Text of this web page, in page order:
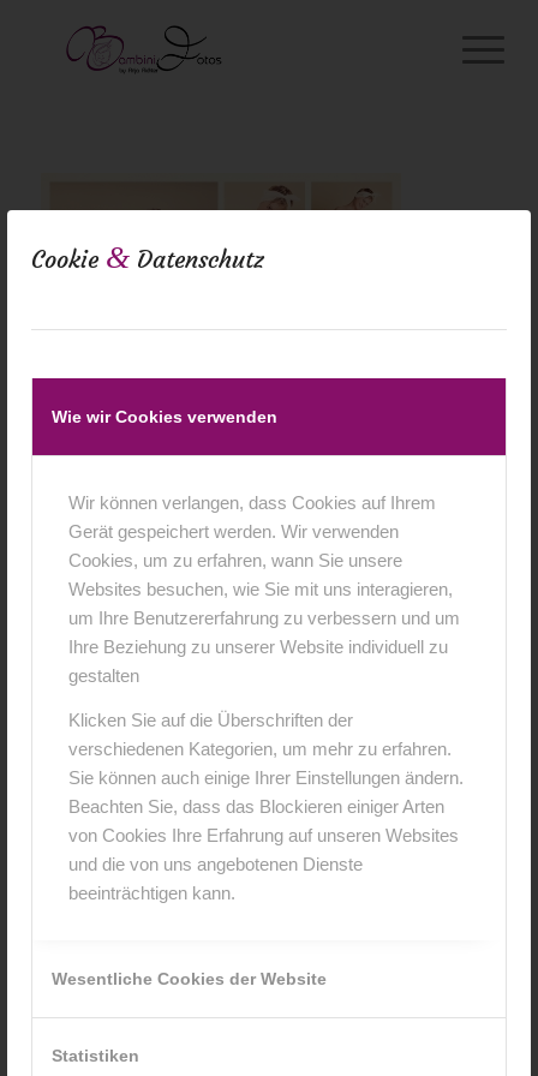
Cookie & Datenschutz
Wie wir Cookies verwenden
Wir können verlangen, dass Cookies auf Ihrem
Gerät gespeichert werden. Wir verwenden
Cookies, um zu erfahren, wann Sie unsere
Websites besuchen, wie Sie mit uns interagieren,
um Ihre Benutzererfahrung zu verbessern und um
Ihre Beziehung zu unserer Website individuell zu
gestalten
Klicken Sie auf die Überschriften der
verschiedenen Kategorien, um mehr zu erfahren.
Sie können auch einige Ihrer Einstellungen ändern.
Beachten Sie, dass das Blockieren einiger Arten
von Cookies Ihre Erfahrung auf unseren Websites
und die von uns angebotenen Dienste
beeinträchtigen kann.
Wesentliche Cookies der Website
Statistiken
0
KOMMENTARE
Hinterlasse einen Kommentar
Hinterlasse uns deinen Kommentar!
Name*